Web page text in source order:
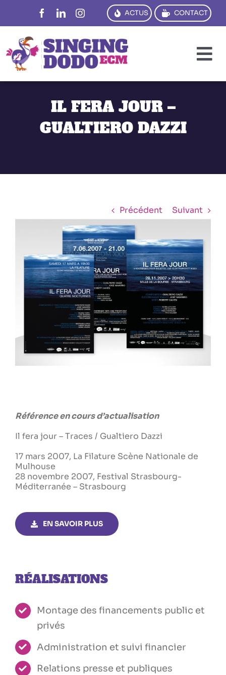
contenu
ACTUS CONTACT
RÉFS
IL FERA JOUR –
GUALTIERO DAZZI
Précédent
Suivant
Référence en cours d’actualisation
Il fera jour – Traces / Gualtiero Dazzi
17 mars 2007, La Filature Scène Nationale de
Mulhouse
28 novembre 2007, Festival Strasbourg-
Méditerranée – Strasbourg
EN SAVOIR PLUS
RÉALISATIONS
Montage des financements public et
privés
Administration et suivi financier
Relations presse et publiques